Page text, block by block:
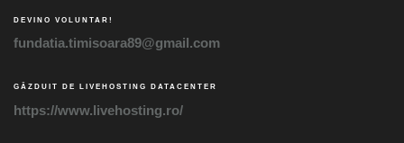
DEVINO VOLUNTAR!
fundatia.timisoara89@gmail.com
GĂZDUIT DE LIVEHOSTING DATACENTER
https://www.livehosting.ro/